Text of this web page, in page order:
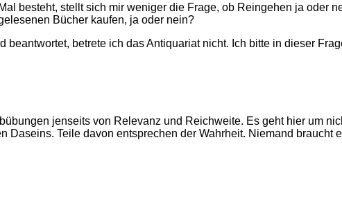
besteht, stellt sich mir weniger die Frage, ob Reingehen ja oder
Bücher kaufen, ja oder nein?
betrete ich das Antiquariat nicht. Ich bitte in dieser
jenseits von Relevanz und Reichweite. Es geht hier um
Teile davon entsprechen der Wahrheit. Niemand braucht